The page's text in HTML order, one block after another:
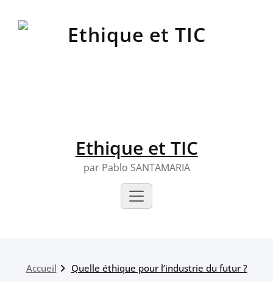
Ethique et TIC
par Pablo SANTAMARIA
Accueil Quelle éthique pour l’industrie du futur ?